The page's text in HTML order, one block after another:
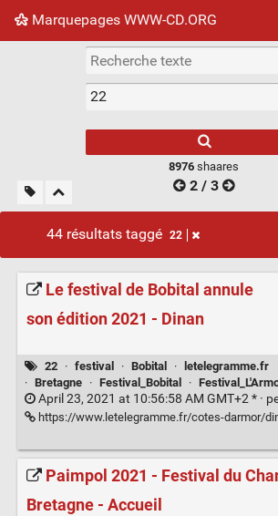
Marquepages WWW-CD.ORG
Nuage de tags Mur d'images
8976 shaares
2 / 3
44 résultats taggé 22
Le festival de Bobital annule
son édition 2021 - Dinan
22 · festival · Bobital · letelegramme.fr
· Bretagne · Festival_Bobital ·
April 23, 2021 at 10:56:58 AM GMT+2 * ·
https://www.letelegramme.fr/cotes-darmor/dinan/le-festival-de-bobital-annule-son-
Paimpol 2021 - Festival du
Bretagne - Accueil